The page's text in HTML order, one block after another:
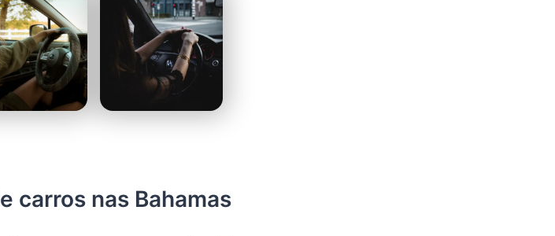
carros nas Bahamas